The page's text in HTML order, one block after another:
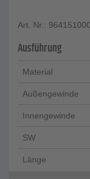
Art. Nr.:
Ausführung
Material
Außengewinde
Innengewinde
SW
Länge